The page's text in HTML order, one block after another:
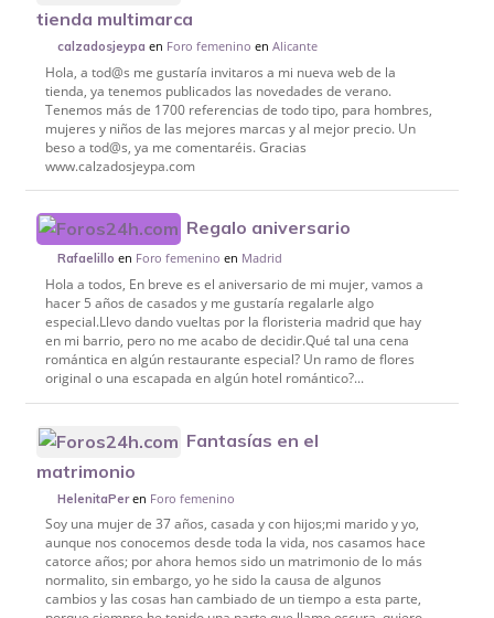
tienda multimarca
calzadosjeypa en Foro femenino enAlicante
Hola, a tod@s me gustaría invitaros a mi nueva web de la
tienda, ya tenemos publicados las novedades de verano.
Tenemos más de 1700 referencias de todo tipo, para hombres,
mujeres y niños de las mejores marcas y al mejor precio. Un
beso a tod@s, ya me comentaréis. Gracias
www.calzadosjeypa.com
Regalo aniversario
Rafaelillo en Foro femenino en Madrid
Hola a todos, En breve es el aniversario de mi mujer, vamos a
hacer 5 años de casados y me gustaría regalarle algo
especial.Llevo dando vueltas por la floristeria madrid que hay
en mi barrio, pero no me acabo de decidir.Qué tal una cena
romántica en algún restaurante especial? Un ramo de flores
original o una escapada en algún hotel romántico?...
Fantasías en el
matrimonio
HelenitaPeren Foro femenino
Soy una mujer de 37 años, casada y con hijos;mi marido y yo,
aunque nos conocemos desde toda la vida, nos casamos hace
catorce años; por ahora hemos sido un matrimonio de lo más
normalito, sin embargo, yo he sido la causa de algunos
cambios y las cosas han cambiado de un tiempo a esta parte,